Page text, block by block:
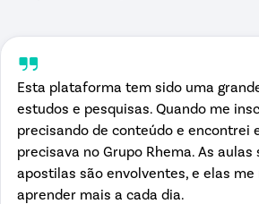
Esta plataforma tem sido uma
estudos e pesquisas. Quando me
precisando de conteúdo e encontrei
precisava no Grupo Rhema. As aulas
apostilas são envolventes, e elas
aprender mais a cada dia.